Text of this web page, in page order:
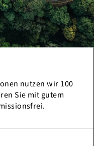
nutzen wir 100
Sie mit gutem